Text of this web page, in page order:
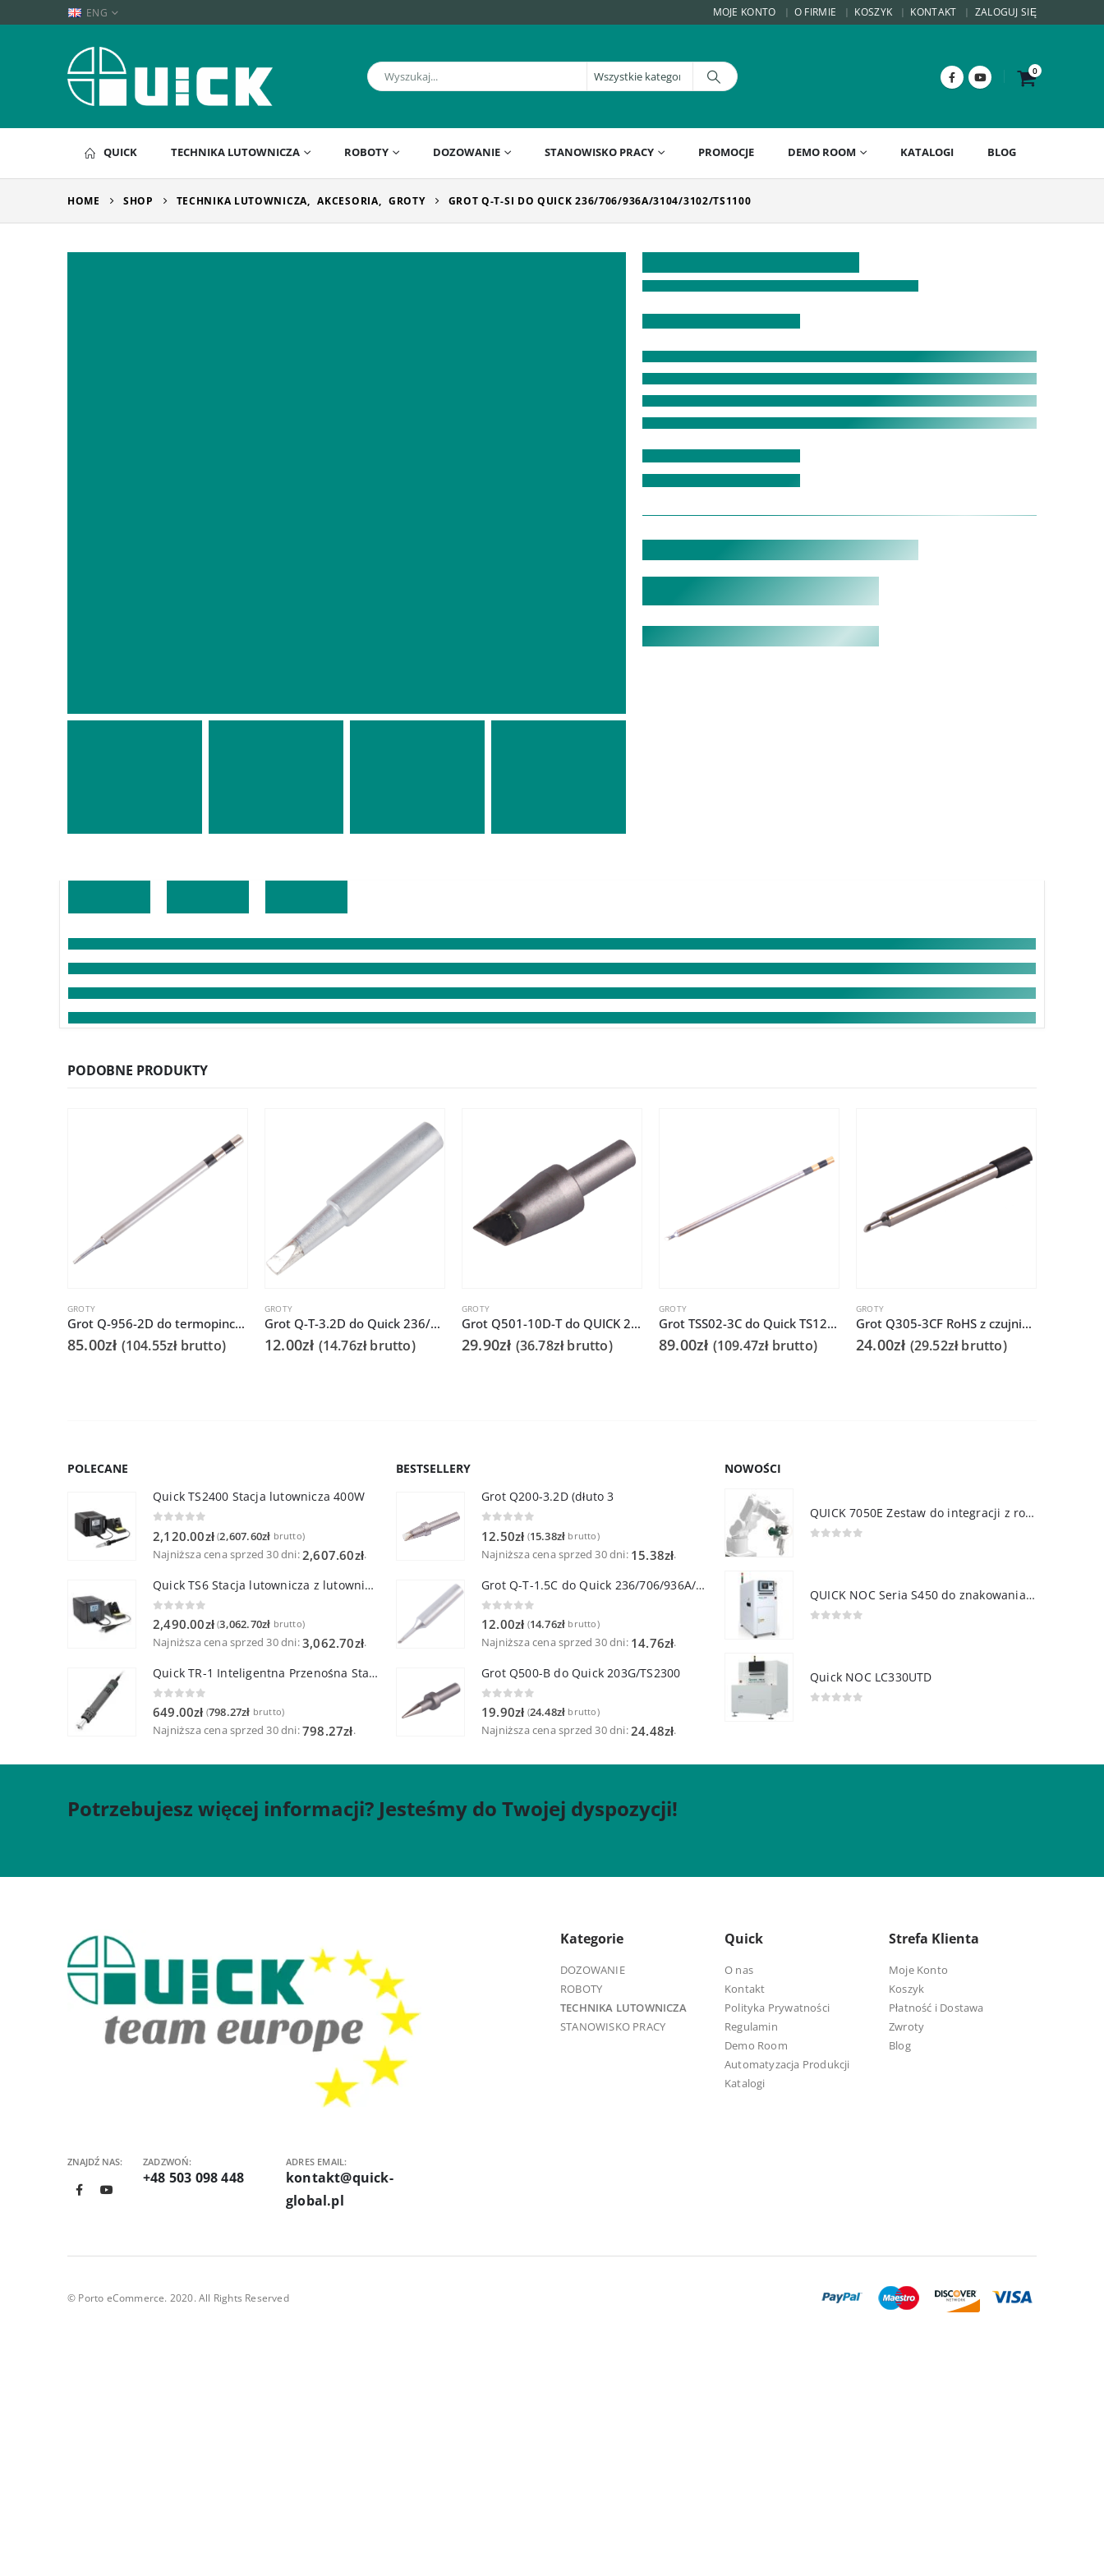
ENG MOJE KONTO O FIRMIE KOSZYK KONTAKT ZALOGUJ SIĘ
0
QUICK TECHNIKA LUTOWNICZA ROBOTY DOZOWANIE STANOWISKO PRACY PROMOCJE DEMO ROOM KATALOGI BLOG
HOME SHOP TECHNIKA LUTOWNICZA, AKCESORIA, GROTY GROT Q-T-SI DO QUICK 236/706/936A/3104/3102/TS1100
PODOBNE PRODUKTY
GROTY
Grot Q-956-2D do termopincety QUICK986 do tweezer / TWZ120
85.00zł (104.55złbrutto)
GROTY
Grot Q-T-3.2D do Quick 236/706/936A/3104/3102/TS1100
12.00zł (14.76złbrutto)
GROTY
Grot Q501-10D-T do QUICK 206D
29.90zł (36.78złbrutto)
GROTY
Grot TSS02-3C do Quick TS1200
89.00zł (109.47złbrutto)
GROTY
Grot Q305-3CF RoHS z czujnikiem do Quick 303D
24.00zł (29.52złbrutto)
POLECANE
Quick TS2400 Stacja lutownicza 400W
2,120.00zł (2,607.60zł brutto)
Najniższa cena sprzed 30 dni:2,607.60zł.
Quick TS6 Stacja lutownicza z lutownicą pincetową 60W
2,490.00zł (3,062.70zł brutto)
Najniższa cena sprzed 30 dni:3,062.70zł.
Quick TR-1 Inteligentna Przenośna Stacja Hot-Air
0 out of 5
649.00zł (798.27zł brutto)
Najniższa cena sprzed 30 dni:798.27zł.
BESTSELLERY
Grot Q200-3.2D (dłuto 3
12.50zł (15.38zł brutto)
Najniższa cena sprzed 30 dni: 15.38zł.
Grot Q-T-1.5C do Quick 236/706/936A/3104/3102/TS1100
12.00zł (14.76zł brutto)
Najniższa cena sprzed 30 dni: 14.76zł.
Grot Q500-B do Quick 203G/TS2300
0 out of 5
19.90zł (24.48zł brutto)
Najniższa cena sprzed 30 dni:24.48zł.
NOWOŚCI
QUICK 7050E Zestaw do integracji z robotem
QUICK NOC Seria S450 do znakowania PCB
Quick NOC LC330UTD
Potrzebujesz więcej informacji? Jesteśmy do Twojej dyspozycji!
ZNAJDŹ NAS: ZADZWOŃ:
+48 503 098 448
ADRES EMAIL:
kontakt@quick-
global.pl
Kategorie
DOZOWANIE
ROBOTY
TECHNIKA LUTOWNICZA
STANOWISKO PRACY
Quick
O nas
Kontakt
Polityka Prywatności
Regulamin
Demo Room
Automatyzacja Produkcji
Katalogi
Strefa Klienta
Moje Konto
Koszyk
Płatność i Dostawa
Zwroty
Blog
© Porto eCommerce. 2020. All Rights Reserved